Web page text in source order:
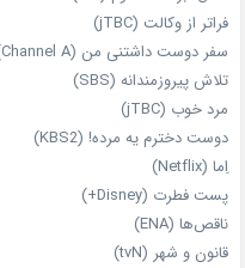
فراتر از وکالت (jTBC)
سفر دوست‌ داشتنی من (Channel A)
تلاش پیروزمندانه (SBS)
مرد خوب (jTBC)
دوست دخترم یه مرده! (KBS2)
اِما (Netflix)
پست فطرت (Disney+)
ناقص‌ها (ENA)
قانون و شهر (tvN)